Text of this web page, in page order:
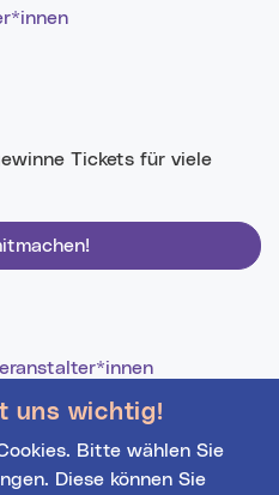
uns wichtig!
Bitte wählen Sie
Diese können Sie
Tickets für viele